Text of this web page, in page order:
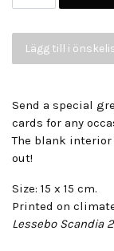
Lägg till i
Send a special
cards for any
The blank
out!
Size: 15 x 15 cm.
Printed on
Lessebo Scandia